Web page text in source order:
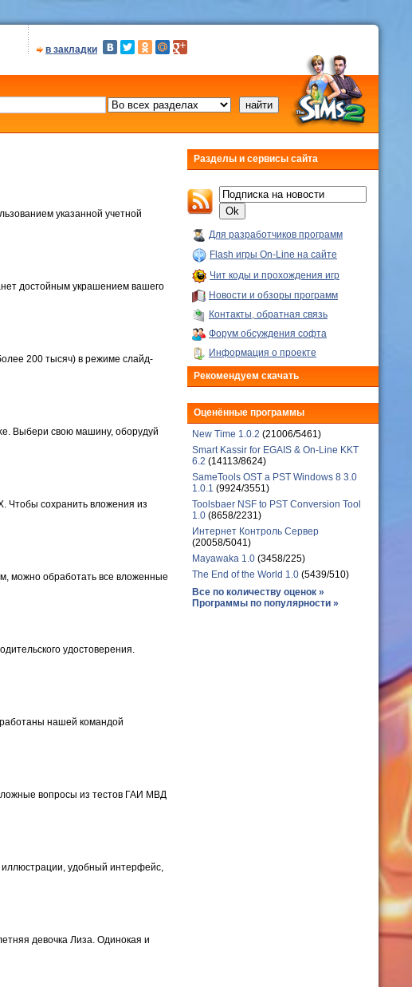
в закладки
указанной учетной
достойным украшением вашего
200 тысяч) в режиме слайд-
Выбери свою машину, оборудуй
Чтобы сохранить вложения из
можно обработать все вложенные
удостоверения.
нашей командой
вопросы из тестов ГАИ МВД
иллюстрации, удобный интерфейс,
девочка Лиза. Одинокая и
Разделы и сервисы сайта
Для разработчиков программ
Flash игры On-Line на сайте
Чит коды и прохождения игр
Новости и обзоры программ
Контакты, обратная связь
Форум обсуждения софта
Информация о проекте
Рекомендуем скачать
Оценённые программы
New Time 1.0.2 (21006/5461)
Smart Kassir for EGAIS & On-Line KKT
6.2 (14113/8624)
SameTools OST a PST Windows 8 3.0
1.0.1 (9924/3551)
Toolsbaer NSF to PST Conversion Tool
1.0 (8658/2231)
Интернет Контроль Сервер
(20058/5041)
Mayawaka 1.0 (3458/225)
The End of the World 1.0 (5439/510)
Все по количеству оценок »
Программы по популярности »